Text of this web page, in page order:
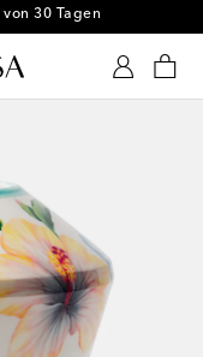
30 Tagen